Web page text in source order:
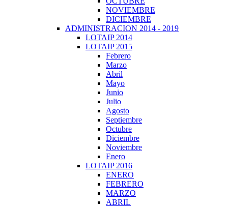
NOVIEMBRE
DICIEMBRE
ADMINISTRACION 2014 - 2019
LOTAIP 2014
LOTAIP 2015
Febrero
Marzo
Abril
Mayo
Junio
Julio
Agosto
Septiembre
Octubre
Diciembre
Noviembre
Enero
LOTAIP 2016
ENERO
FEBRERO
MARZO
ABRIL